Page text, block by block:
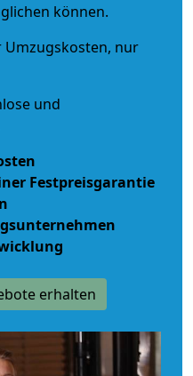
können.
Umzugskosten, nur
und
Festpreisgarantie
erhalten